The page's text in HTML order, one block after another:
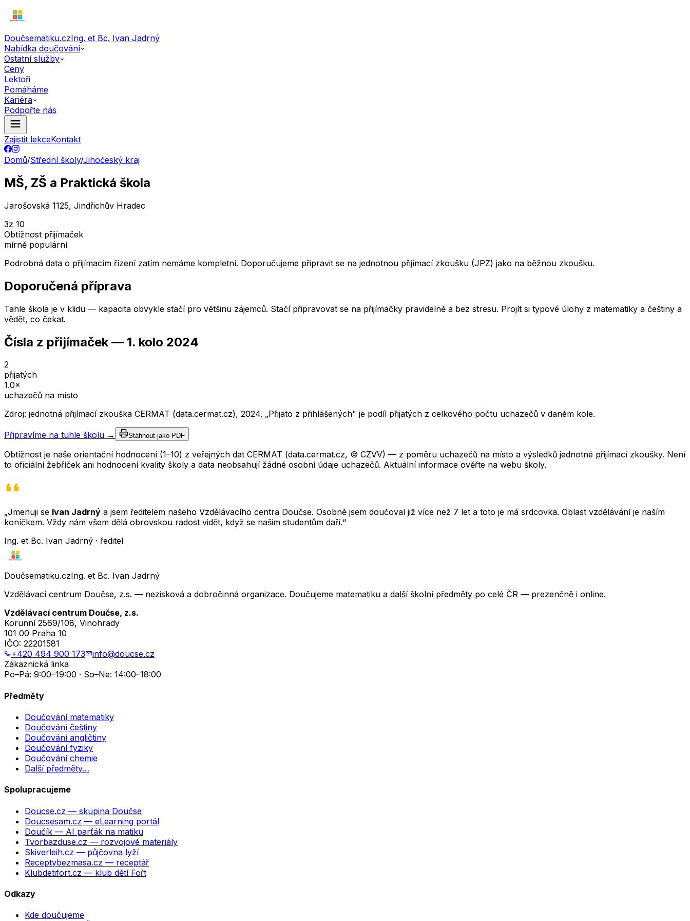
Doučsematiku.czIng. et Bc. Ivan Jadrný
Nabídka doučování
Ostatní služby
Ceny
Lektoři
Pomáháme
Kariéra
Podpořte nás
Zajistit lekceKontakt
Domů/Střední školy/Jihočeský kraj
MŠ, ZŠ a Praktická škola
Jarošovská 1125, Jindřichův Hradec
3z 10
Obtížnost přijímaček
mírně populární
Podrobná data o přijímacím řízení zatím nemáme kompletní. Doporučujeme připravit se na jednotnou přijímací zkoušku (JPZ) jako na běžnou zkoušku.
Doporučená příprava
Tahle škola je v klidu — kapacita obvykle stačí pro většinu zájemců. Stačí připravovat se na přijímačky pravidelně a bez stresu. Projít si typové úlohy z matematiky a češtiny a
vědět, co čekat.
Čísla z přijímaček — 1. kolo 2024
2
přijatých
1.0×
uchazečů na místo
Zdroj: jednotná přijímací zkouška CERMAT (data.cermat.cz), 2024. „Přijato z přihlášených" je podíl přijatých z celkového počtu uchazečů v daném kole.
Připravíme na tuhle školu → Stáhnout jako PDF
Obtížnost je naše orientační hodnocení (1–10) z veřejných dat CERMAT (data.cermat.cz, © CZVV) — z poměru uchazečů na místo a výsledků jednotné přijímací zkoušky. Není
to oficiální žebříček ani hodnocení kvality školy a data neobsahují žádné osobní údaje uchazečů. Aktuální informace ověřte na webu školy.
„Jmenuji se Ivan Jadrný a jsem ředitelem našeho Vzdělávacího centra Doučse. Osobně jsem doučoval již více než 7 let a toto je má srdcovka. Oblast vzdělávání je naším
koníčkem. Vždy nám všem dělá obrovskou radost vidět, když se našim studentům daří.“
Ing. et Bc. Ivan Jadrný · ředitel
Doučsematiku.czIng. et Bc. Ivan Jadrný
Vzdělávací centrum Doučse, z.s. — nezisková a dobročinná organizace. Doučujeme matematiku a další školní předměty po celé ČR — prezenčně i online.
Vzdělávací centrum Doučse, z.s.
Korunní 2569/108, Vinohrady
101 00 Praha 10
IČO: 22201581
+420 494 900 173
info@doucse.cz
Zákaznická linka
Po–Pá: 9:00–19:00 · So–Ne: 14:00–18:00
Předměty
Doučování matematiky
Doučování češtiny
Doučování angličtiny
Doučování fyziky
Doučování chemie
Další předměty…
Spolupracujeme
Doucse.cz — skupina Doučse
Doucsesam.cz — eLearning portál
Doučík — AI parťák na matiku
Tvorbazduse.cz — rozvojové materiály
Skiverleih.cz — půjčovna lyží
Receptybezmasa.cz — receptář
Klubdetifort.cz — klub dětí Fořt
Odkazy
Kde doučujeme